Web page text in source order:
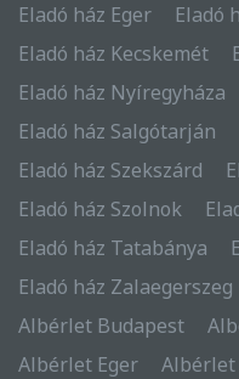
Eladó ház Eger
Eladó
Eladó ház Kecskemét
Eladó ház Nyíregyháza
Eladó ház Salgótarján
Eladó ház Szekszárd
Eladó ház Szolnok
Eladó ház Tatabánya
Eladó ház Zalaegerszeg
Albérlet Budapest
Albérlet Eger
Albérlet